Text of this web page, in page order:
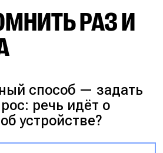
РАЗ И
способ — задать
речь идёт о
устройстве?